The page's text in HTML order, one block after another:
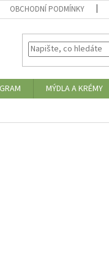
OBCHODNÍ PODMÍNKY
MÝDLA A KRÉMY